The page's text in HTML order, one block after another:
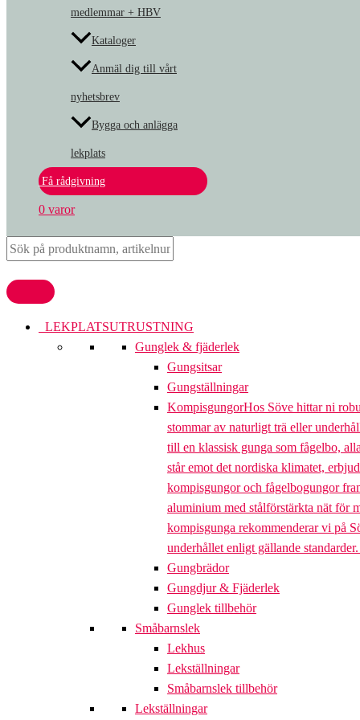
medlemmar + HBV
Kataloger
Anmäl dig till vårt
nyhetsbrev
Bygga och anlägga
lekplats
Få rådgivning
0 varor
LEKPLATSUTRUSTNING
Gunglek & fjäderlek
Gungsitsar
Gungställningar
KompisgungorHos Söve hittar ni
stommar av naturligt trä eller
till en klassisk gunga som fågelbo,
står emot det nordiska klimatet,
kompisgungor och fågelbogungor
aluminium med stålförstärkta nät för
kompisgunga rekommenderar vi på
underhållet enligt gällande
Gungbrädor
Gungdjur & Fjäderlek
Gunglek tillbehör
Småbarnslek
Lekhus
Lekställningar
Småbarnslek tillbehör
Lekställningar